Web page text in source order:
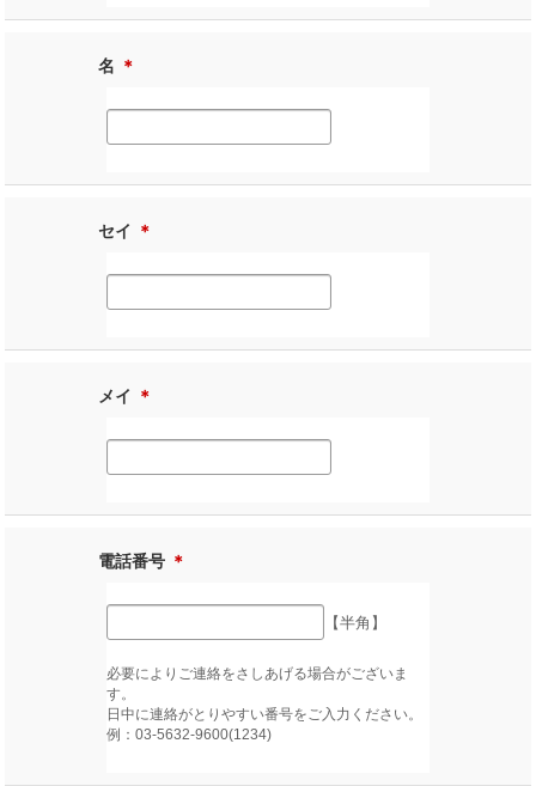
名 ＊
セイ ＊
メイ ＊
電話番号 ＊
【半角】
必要によりご連絡をさしあげる場合がございま
す。
日中に連絡がとりやすい番号をご入力ください。
例：03-5632-9600(1234)